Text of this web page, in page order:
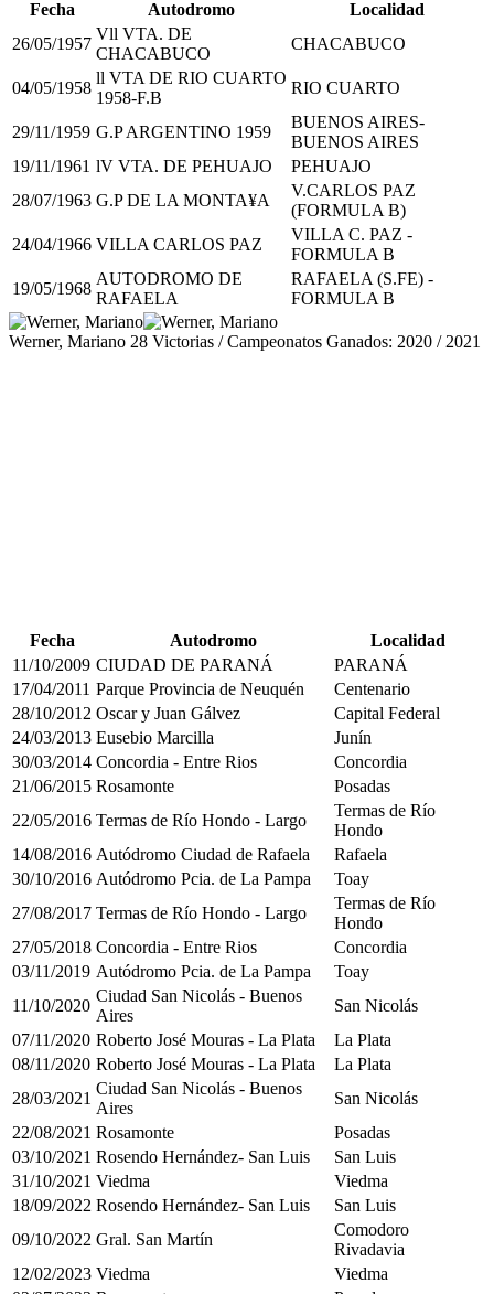
Fecha Autodromo
Localidad
26/05/1957
Vll VTA. DE
CHACABUCO
CHACABUCO
04/05/1958
ll VTA DE RIO CUARTO
1958-F.B
RIO CUARTO
29/11/1959 G.P ARGENTINO 1959
BUENOS AIRES-
BUENOS AIRES
19/11/1961 lV VTA. DE PEHUAJO
PEHUAJO
28/07/1963 G.P DE LA MONTA¥A
V.CARLOS PAZ
(FORMULA B)
24/04/1966 VILLA CARLOS PAZ
VILLA C. PAZ -
FORMULA B
19/05/1968
AUTODROMO DE
RAFAELA
RAFAELA (S.FE) -
FORMULA B
Werner, Mariano 28 Victorias / Campeonatos Ganados: 2020 / 2021
Fecha Autodromo
Localidad
11/10/2009 CIUDAD DE PARANÁ
PARANÁ
17/04/2011 Parque Provincia de Neuquén
Centenario
28/10/2012 Oscar y Juan Gálvez
Capital Federal
24/03/2013 Eusebio Marcilla
Junín
30/03/2014 Concordia - Entre Rios
Concordia
21/06/2015 Rosamonte
Posadas
22/05/2016 Termas de Río Hondo - Largo
Termas de Río
Hondo
14/08/2016 Autódromo Ciudad de Rafaela
Rafaela
30/10/2016 Autódromo Pcia. de La Pampa
Toay
27/08/2017 Termas de Río Hondo - Largo
Termas de Río
Hondo
27/05/2018 Concordia - Entre Rios
Concordia
03/11/2019 Autódromo Pcia. de La Pampa
Toay
11/10/2020
Ciudad San Nicolás - Buenos
Aires
San Nicolás
07/11/2020 Roberto José Mouras - La Plata
La Plata
08/11/2020 Roberto José Mouras - La Plata
La Plata
28/03/2021
Ciudad San Nicolás - Buenos
Aires
San Nicolás
22/08/2021 Rosamonte
Posadas
03/10/2021 Rosendo Hernández- San Luis
San Luis
31/10/2021 Viedma
Viedma
18/09/2022 Rosendo Hernández- San Luis
San Luis
09/10/2022 Gral. San Martín
Comodoro
Rivadavia
12/02/2023 Viedma
Viedma